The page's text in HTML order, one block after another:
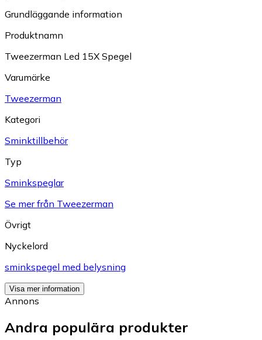
Grundläggande information
Produktnamn
Tweezerman Led 15X Spegel
Varumärke
Tweezerman
Kategori
Sminktillbehör
Typ
Sminkspeglar
Se mer från Tweezerman
Övrigt
Nyckelord
sminkspegel med belysning
Visa mer information
Annons
Andra populära produkter